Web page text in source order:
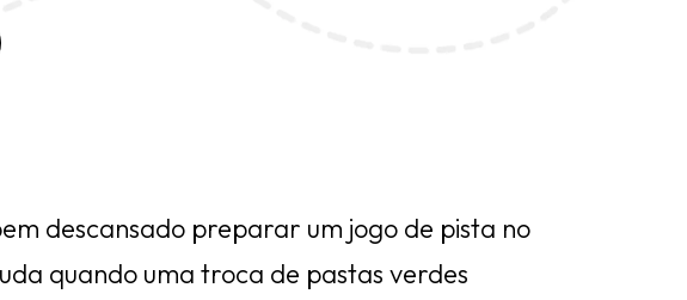
descansado preparar um jogo de pista no
quando uma troca de pastas verdes